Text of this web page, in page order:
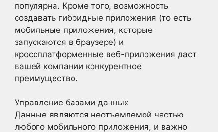
популярна. Кроме того, возможность
создавать гибридные приложения (то есть
мобильные приложения, которые
запускаются в браузере) и
кроссплатформенные веб-приложения даст
вашей компании конкурентное
преимущество.
Управление базами данных
Данные являются неотъемлемой частью
любого мобильного приложения, и важно